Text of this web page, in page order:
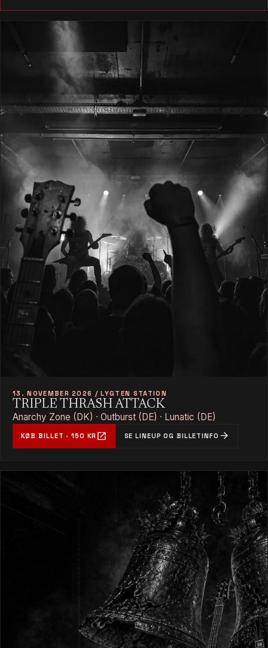
13. NOVEMBER 2026 / LYGTEN STATION
TRIPLE THRASH ATTACK
Anarchy Zone (DK) · Outburst (DE) · Lunatic (DE)
KØB BILLET · 150 KR open_in_new SE LINEUP OG BILLETINFO arrow_forward